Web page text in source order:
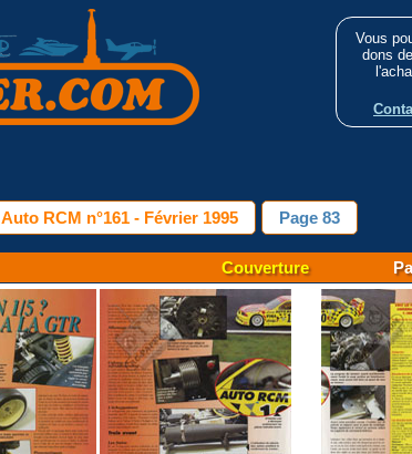
Vous
dons
Auto RCM n°161 - Février 1995 Page 83
Couverture